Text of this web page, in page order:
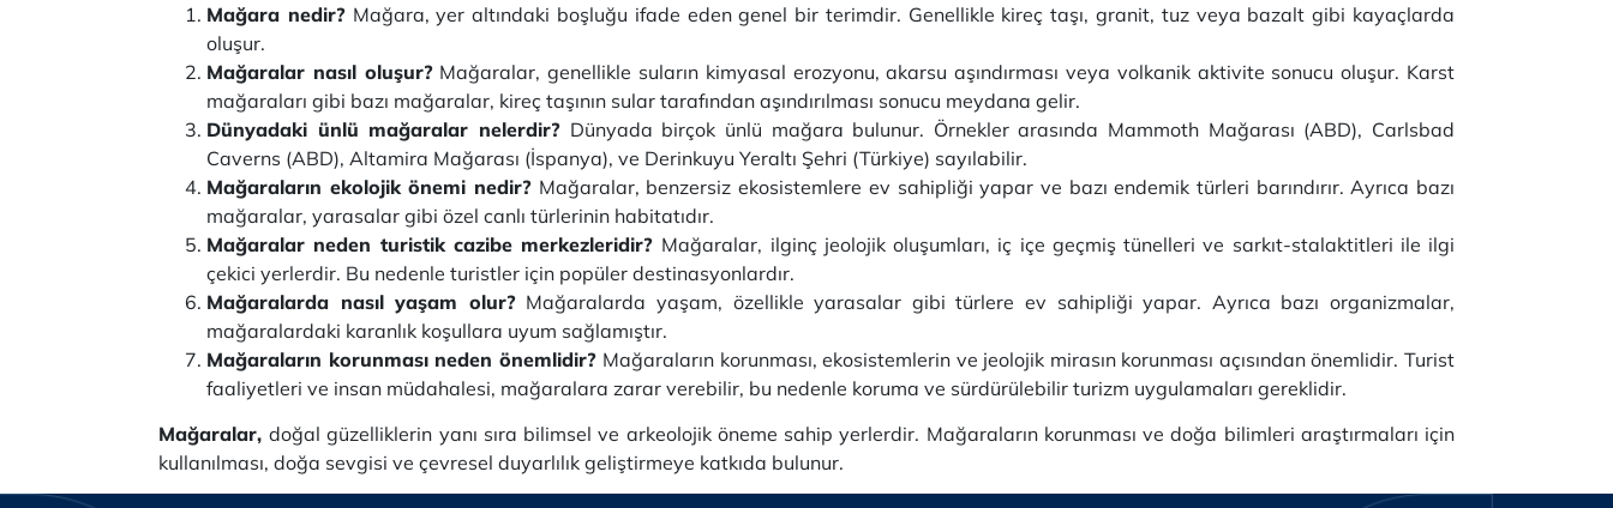
Mağara nedir?Mağara, yer altındaki boşluğu ifade eden genel bir terimdir. Genellikle kireç taşı, granit, tuz veya bazalt gibi kayaçlarda
oluşur.
Mağaralar nasıl oluşur?Mağaralar, genellikle suların kimyasal erozyonu, akarsu aşındırması veya volkanik aktivite sonucu oluşur. Karst
mağaraları gibi bazı mağaralar, kireç taşının sular tarafından aşındırılması sonucu meydana gelir.
Dünyadaki ünlü mağaralar nelerdir?Dünyada birçok ünlü mağara bulunur. Örnekler arasında Mammoth Mağarası (ABD), Carlsbad
Caverns (ABD), Altamira Mağarası (İspanya), ve Derinkuyu Yeraltı Şehri (Türkiye) sayılabilir.
Mağaraların ekolojik önemi nedir? Mağaralar, benzersiz ekosistemlere ev sahipliği yapar ve bazı endemik türleri barındırır. Ayrıca bazı
mağaralar, yarasalar gibi özel canlı türlerinin habitatıdır.
Mağaralar neden turistik cazibe merkezleridir? Mağaralar, ilginç jeolojik oluşumları, iç içe geçmiş tünelleri ve sarkıt-stalaktitleri ile ilgi
çekici yerlerdir. Bu nedenle turistler için popüler destinasyonlardır.
Mağaralarda nasıl yaşam olur?Mağaralarda yaşam, özellikle yarasalar gibi türlere ev sahipliği yapar. Ayrıca bazı organizmalar,
mağaralardaki karanlık koşullara uyum sağlamıştır.
Mağaraların korunması neden önemlidir? Mağaraların korunması, ekosistemlerin ve jeolojik mirasın korunması açısından önemlidir. Turist
faaliyetleri ve insan müdahalesi, mağaralara zarar verebilir, bu nedenle koruma ve sürdürülebilir turizm uygulamaları gereklidir.
Mağaralar,doğal güzelliklerin yanı sıra bilimsel ve arkeolojik öneme sahip yerlerdir. Mağaraların korunması ve doğa bilimleri araştırmaları için
kullanılması, doğa sevgisi ve çevresel duyarlılık geliştirmeye katkıda bulunur.